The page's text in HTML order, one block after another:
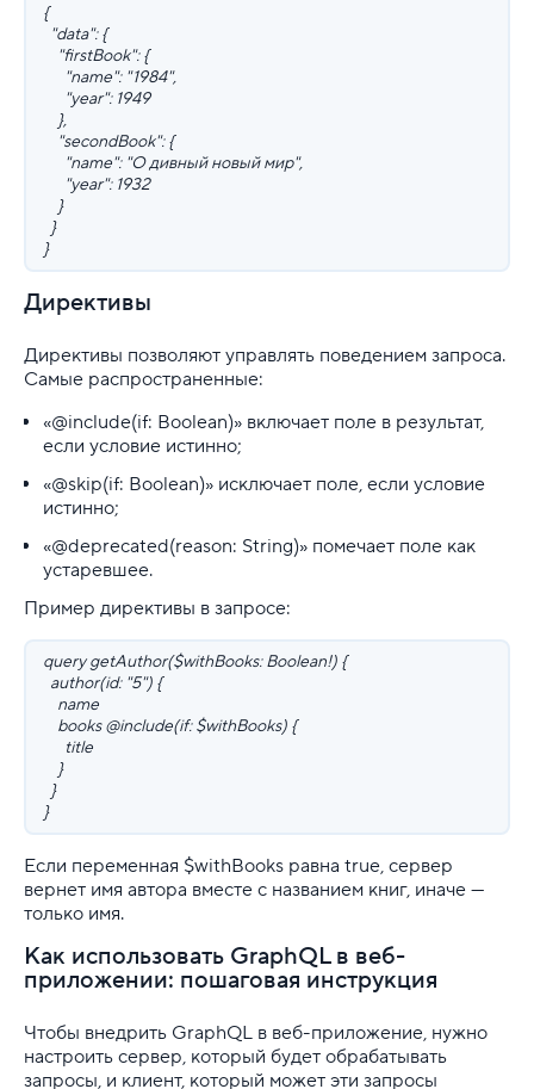
{
"data": {
"firstBook": {
"name": "1984",
"year": 1949
},
"secondBook": {
"name": "О дивный новый мир",
"year": 1932
}
}
}
Директивы
Директивы позволяют управлять поведением запроса.
Самые распространенные:
«@include(if: Boolean)» включает поле в результат,
если условие истинно;
«@skip(if: Boolean)» исключает поле, если условие
истинно;
«@deprecated(reason: String)» помечает поле как
устаревшее.
Пример директивы в запросе:
query getAuthor($withBooks: Boolean!) {
author(id: "5") {
name
books @include(if: $withBooks) {
title
}
}
}
Если переменная $withBooks равна true, сервер
вернет имя автора вместе с названием книг, иначе —
только имя.
Как использовать GraphQL в веб-
приложении: пошаговая инструкция
Чтобы внедрить GraphQL в веб-приложение, нужно
настроить сервер, который будет обрабатывать
запросы, и клиент, который может эти запросы